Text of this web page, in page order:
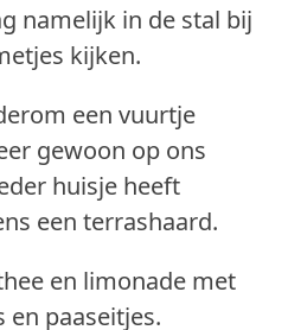
namelijk in de stal bij
kijken.
een vuurtje
gewoon op ons
huisje heeft
een terrashaard.
en limonade met
en paaseitjes.